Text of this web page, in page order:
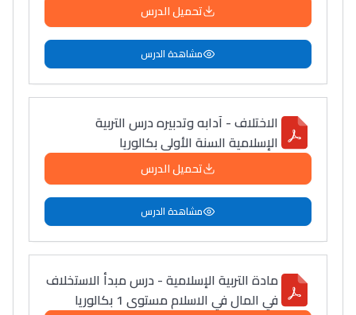
تحميل الدرس
مشاهدة الدرس
الاختلاف - آدابه وتدبيره درس التربية
الإسلامية السنة الأولى بكالوريا
تحميل الدرس
مشاهدة الدرس
مادة التربية الإسلامية - درس مبدأ الاستخلاف
في المال في الاسلام مستوى 1 بكالوريا